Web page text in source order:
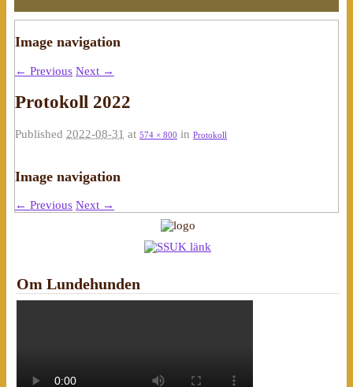
Image navigation
← Previous Next →
Protokoll 2022
Published 2022-08-31 at 574 × 800 in Protokoll
Image navigation
← Previous Next →
Om Lundehunden